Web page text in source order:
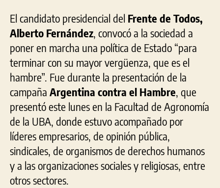
El candidato presidencial del Frente de Todos,
Alberto Fernández, convocó a la sociedad a
poner en marcha una política de Estado “para
terminar con su mayor vergüenza, que es el
hambre”. Fue durante la presentación de la
campaña Argentina contra el Hambre, que
presentó este lunes en la Facultad de Agronomía
de la UBA, donde estuvo acompañado por
líderes empresarios, de opinión pública,
sindicales, de organismos de derechos humanos
y a las organizaciones sociales y religiosas, entre
otros sectores.